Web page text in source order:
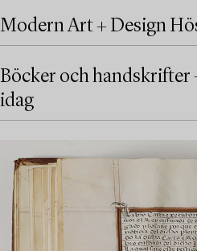
Modern Art + Design
Böcker och
idag